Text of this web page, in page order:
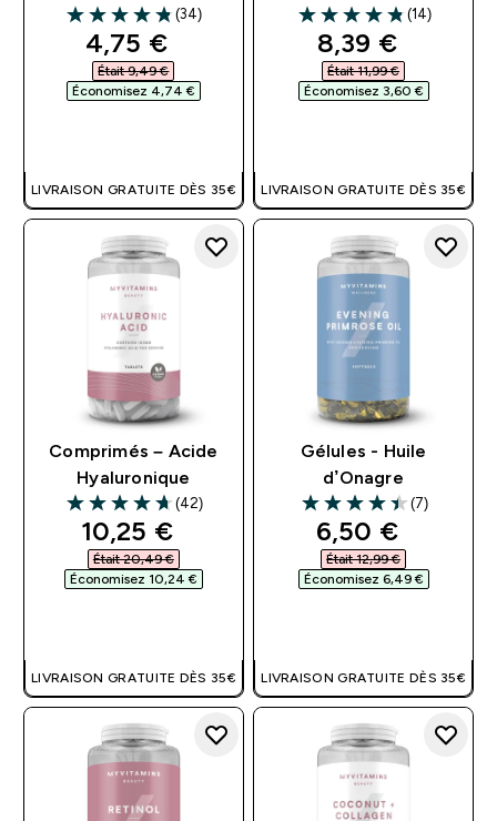
4.82 out of 5 stars
(34)
discounted price
4,75 €‎
Était 9,49 €‎
Économisez 4,74 €‎
LIVRAISON GRATUITE DÈS 35€
4.79 out of 5 stars
(14)
discounted
8,39 €‎
Était 11,99 €‎
Économisez 3,60 €‎
LIVRAISON GRATUITE DÈS 35€
Comprimés – Acide
Hyaluronique
4.67 out of 5 stars
(42)
discounted price
10,25 €‎
Était 20,49 €‎
Économisez 10,24 €‎
LIVRAISON GRATUITE DÈS 35€
Gélules - Huile
d’Onagre
4.43 out of 5 stars
(7)
discounted
6,50 €‎
Était 12,99 €‎
Économisez 6,49 €‎
LIVRAISON GRATUITE DÈS 35€